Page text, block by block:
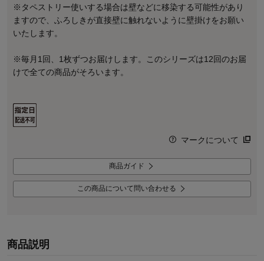
※タペストリー使いする場合は壁などに移染する可能性があり
ますので、ふろしきが直接壁に触れないように壁掛けをお願い
いたします。
※毎月1回、1枚ずつお届けします。このシリーズは12回のお届
けで全ての商品がそろいます。
マークについて
商品ガイド
この商品について問い合わせる
商品説明